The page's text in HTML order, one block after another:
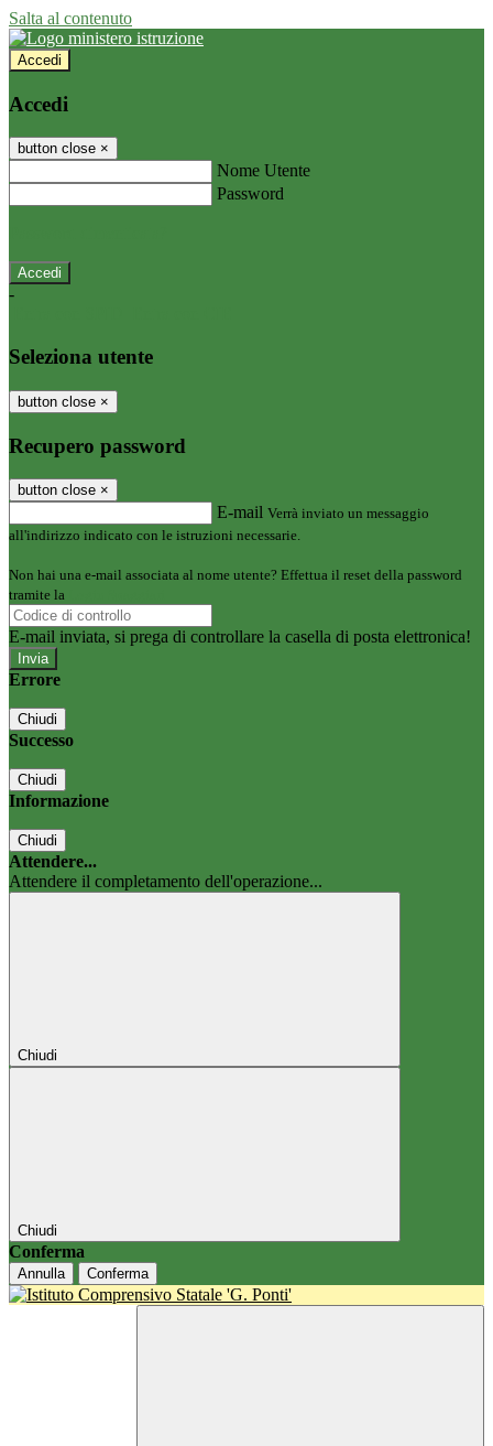
Salta al contenuto
Accedi
Accedi
button close ×
Nome Utente
Password
-
Seleziona utente
button close ×
Recupero password
button close ×
E-mail Verrà inviato un messaggio
all'indirizzo indicato con le istruzioni necessarie.
Non hai una e-mail associata al nome utente? Effettua il reset della password
tramite la
E-mail inviata, si prega di controllare la casella di posta elettronica!
Errore
Chiudi
Successo
Chiudi
Informazione
Chiudi
Attendere...
Attendere il completamento dell'operazione...
Chiudi
Chiudi
Conferma
Annulla Conferma